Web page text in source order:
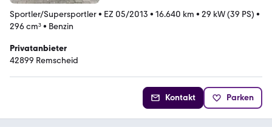
Sportler/Supersportler• EZ 05/2013 • 16.640 km • 29 kW (39 PS) •
296 cm³• Benzin
Privatanbieter
42899 Remscheid
Kontakt Parken